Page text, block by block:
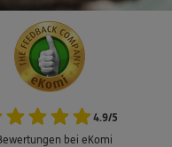
4.9/5
bei eKomi